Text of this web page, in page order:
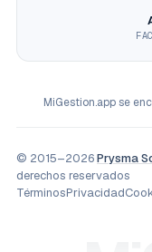
MiGestion.appse
© 2015–2026Prysma
derechos reservados
TérminosPrivacidad